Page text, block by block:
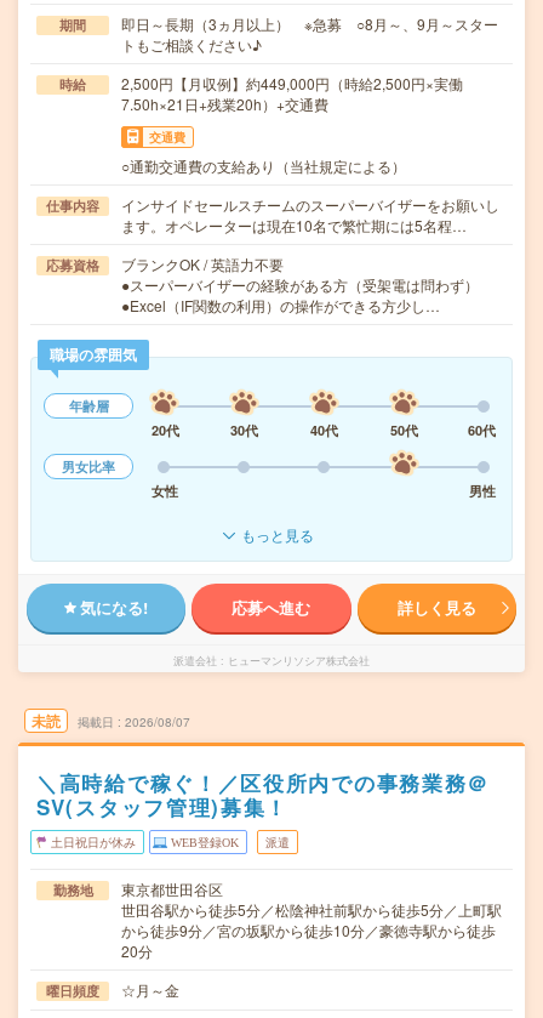
期間
即日～長期（3ヵ月以上） ※急募 ○8月～、9月～スター
トもご相談ください♪
時給
2,500円【月収例】約449,000円（時給2,500円×実働
7.50h×21日+残業20h）+交通費
交通費
○通勤交通費の支給あり（当社規定による）
仕事内容
インサイドセールスチームのスーパーバイザーをお願いし
ます。オペレーターは現在10名で繁忙期には5名程…
応募資格
ブランクOK / 英語力不要
●スーパーバイザーの経験がある方（受架電は問わず）
●Excel（IF関数の利用）の操作ができる方少し…
職場の雰囲気
年齢層
20代
30代 40代 50代
60代
男女比率
女性
男性
もっと見る
気になる! 応募へ進む 詳しく見る
派遣会社 ヒューマンリソシア株式会社
未読 掲載日 2026/08/07
＼高時給で稼ぐ！／区役所内での事務業務＠
SV(スタッフ管理)募集！
土日祝日が休み WEB登録OK 派遣
勤務地
東京都世田谷区
世田谷駅から徒歩5分／松陰神社前駅から徒歩5分／上町駅
から徒歩9分／宮の坂駅から徒歩10分／豪徳寺駅から徒歩
20分
曜日頻度 ☆月～金